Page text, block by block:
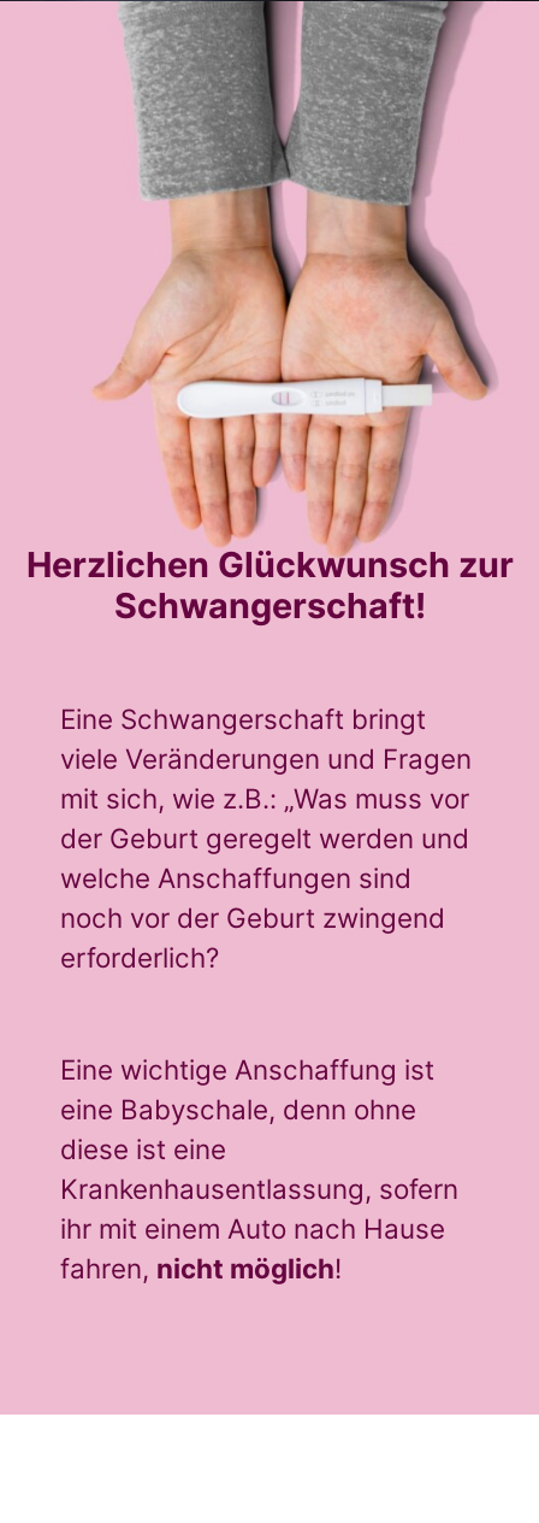
Herzlichen Glückwunsch zur
Schwangerschaft!
Eine Schwangerschaft bringt
viele Veränderungen und Fragen
mit sich, wie z.B.: „Was muss vor
der Geburt geregelt werden und
welche Anschaffungen sind
noch vor der Geburt zwingend
erforderlich?
Eine wichtige Anschaffung ist
eine Babyschale, denn ohne
diese ist eine
Krankenhausentlassung, sofern
ihr mit einem Auto nach Hause
fahren, nicht möglich!